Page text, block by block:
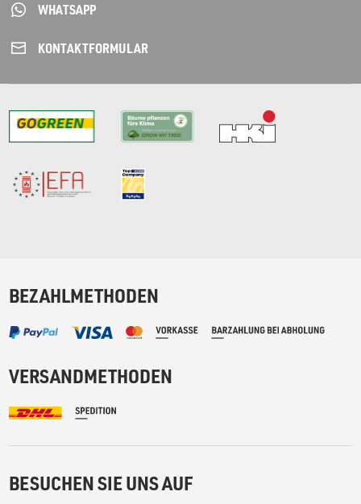
WHATSAPP
KONTAKT­FORMULAR
BEZAHLMETHODEN
VERSANDMETHODEN
BESUCHEN SIE UNS AUF